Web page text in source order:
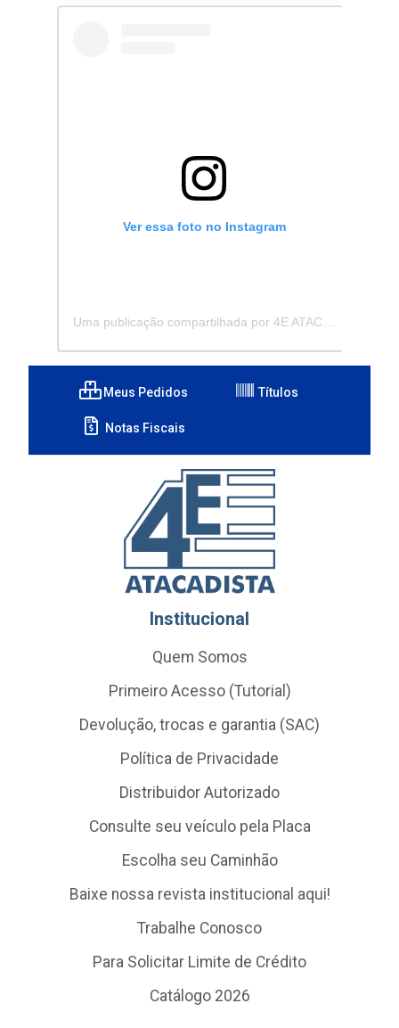
Ver essa foto no Instagram
Meus Pedidos Títulos
Notas Fiscais
Institucional
Quem Somos
Primeiro Acesso (Tutorial)
Devolução, trocas e garantia (SAC)
Política de Privacidade
Distribuidor Autorizado
Consulte seu veículo pela Placa
Escolha seu Caminhão
Baixe nossa revista institucional aqui!
Trabalhe Conosco
Para Solicitar Limite de Crédito
Catálogo 2026